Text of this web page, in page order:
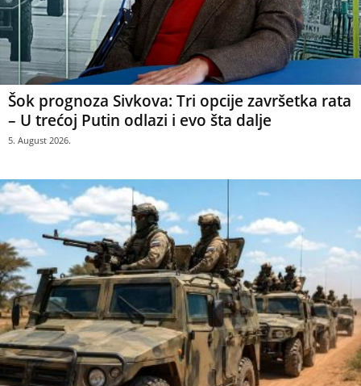
Šok prognoza Sivkova: Tri opcije završetka rata
– U trećoj Putin odlazi i evo šta dalje
5. August 2026.